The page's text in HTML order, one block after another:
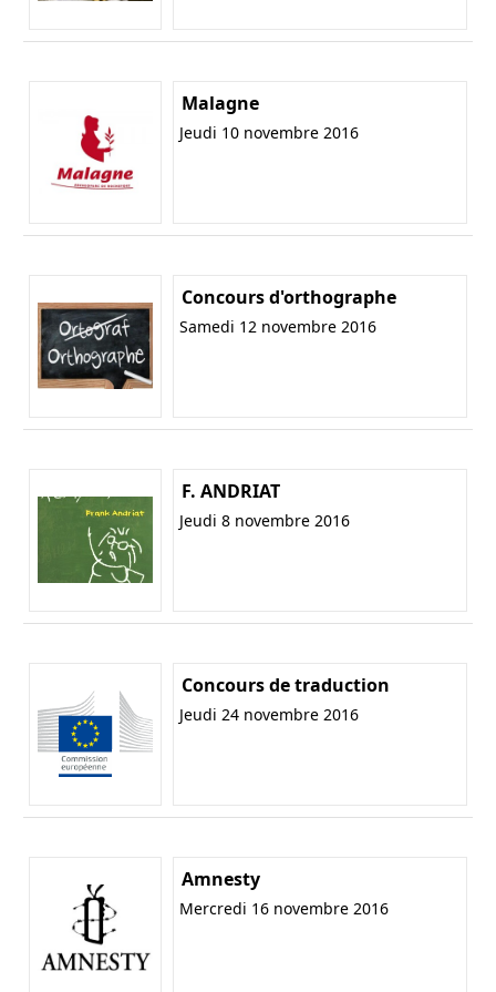
Malagne
Jeudi 10 novembre 2016
Concours d'orthographe
Samedi 12 novembre 2016
F. ANDRIAT
Jeudi 8 novembre 2016
Concours de traduction
Jeudi 24 novembre 2016
Amnesty
Mercredi 16 novembre 2016